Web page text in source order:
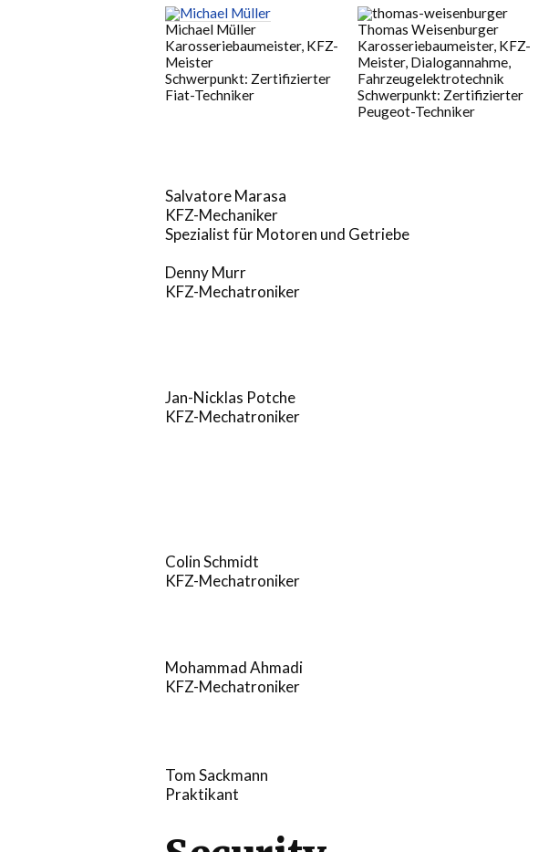
Michael Müller
Karosseriebaumeister, KFZ-
Meister
Schwerpunkt: Zertifizierter
Fiat-Techniker
Thomas Weisenburger
Karosseriebaumeister, KFZ-
Meister, Dialogannahme,
Fahrzeugelektrotechnik
Schwerpunkt: Zertifizierter
Peugeot-Techniker
Salvatore Marasa
KFZ-Mechaniker
Spezialist für Motoren und Getriebe
Denny Murr
KFZ-Mechatroniker
Jan-Nicklas Potche
KFZ-Mechatroniker
Colin Schmidt
KFZ-Mechatroniker
Mohammad Ahmadi
KFZ-Mechatroniker
Tom Sackmann
Praktikant